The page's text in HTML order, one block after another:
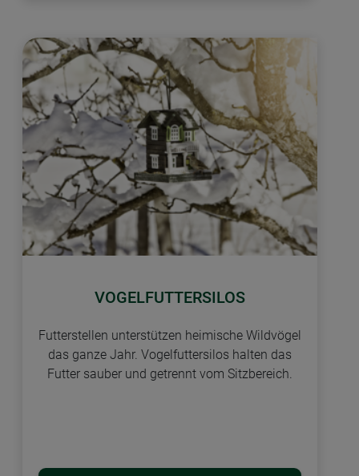
VOGELFUTTERSILOS
Futterstellen unterstützen heimische Wildvögel
das ganze Jahr. Vogelfuttersilos halten das
Futter sauber und getrennt vom Sitzbereich.